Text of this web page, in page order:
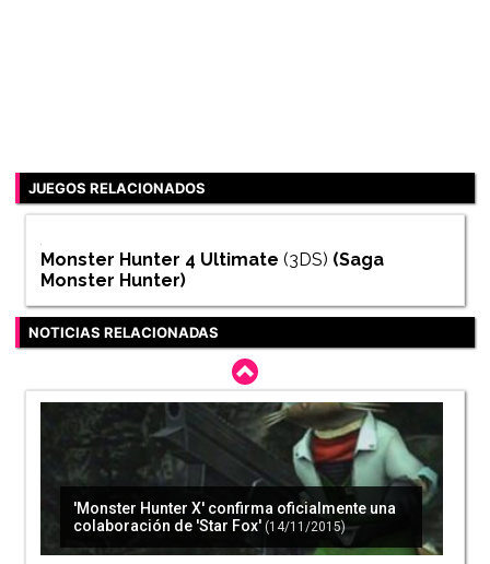
JUEGOS RELACIONADOS
Monster Hunter 4 Ultimate (3DS) (Saga
Monster Hunter)
NOTICIAS RELACIONADAS
'Monster Hunter X' confirma oficialmente una
colaboración de 'Star Fox' (14/11/2015)